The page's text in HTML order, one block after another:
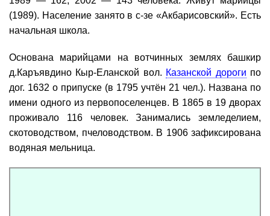
(1989). Население занято в с-зе «Акбарисовский». Есть
начальная школа.
Основана марийцами на вотчинных землях башкир
д.Каръявдино Кыр-Еланской вол. Казанской дороги по
дог. 1632 о припуске (в 1795 учтён 21 чел.). Названа по
имени одного из первопоселенцев. В 1865 в 19 дворах
проживало 116 человек. Занимались земледелием,
скотоводством, пчеловодством. В 1906 зафиксирована
водяная мельница.